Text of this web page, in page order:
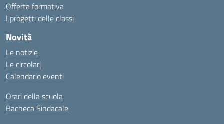
Offerta formativa
I progetti delle classi
Novità
Le notizie
Le circolari
Calendario eventi
Orari della scuola
Bacheca Sindacale